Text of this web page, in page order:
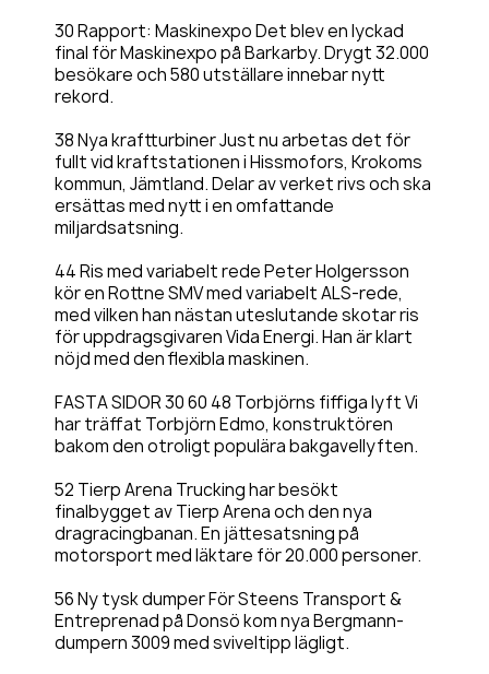
30 Rapport: Maskinexpo Det blev en lyckad
final för Maskinexpo på Barkarby. Drygt 32.000
besökare och 580 utställare innebar nytt
rekord.
38 Nya kraftturbiner Just nu arbetas det för
fullt vid kraftstationen i Hissmofors, Krokoms
kommun, Jämtland. Delar av verket rivs och ska
ersättas med nytt i en omfattande
miljardsatsning.
44 Ris med variabelt rede Peter Holgersson
kör en Rottne SMV med variabelt ALS-rede,
med vilken han nästan uteslutande skotar ris
för uppdragsgivaren Vida Energi. Han är klart
nöjd med den flexibla maskinen.
FASTA SIDOR 30 60 48 Torbjörns fiffiga lyft Vi
har träffat Torbjörn Edmo, konstruktören
bakom den otroligt populära bakgavellyften.
52 Tierp Arena Trucking har besökt
finalbygget av Tierp Arena och den nya
dragracingbanan. En jättesatsning på
motorsport med läktare för 20.000 personer.
56 Ny tysk dumper För Steens Transport &
Entreprenad på Donsö kom nya Bergmann-
dumpern 3009 med sviveltipp lägligt.